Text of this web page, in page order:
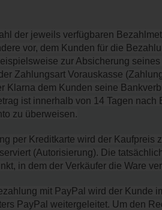
der jeweils verfügbaren
vor, dem Kunden für die
zur Absicherung
Zahlungsart Vorauskasse
Klarna dem Kunden seine
ist innerhalb von 14 Tagen nach
zu überweisen.
per Kreditkarte wird der Kaufpreis
(Autorisierung). Die
in dem der Verkäufer die Ware
mit PayPal wird der Kunde
PayPal weitergeleitet. Um den